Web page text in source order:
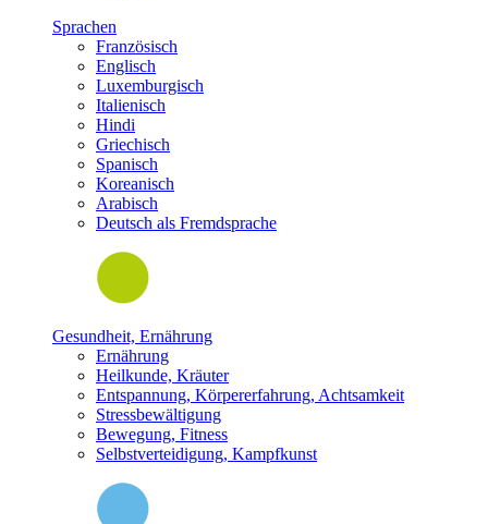
Sprachen
Französisch
Englisch
Luxemburgisch
Italienisch
Hindi
Griechisch
Spanisch
Koreanisch
Arabisch
Deutsch als Fremdsprache
Gesundheit, Ernährung
Ernährung
Heilkunde, Kräuter
Entspannung, Körpererfahrung, Achtsamkeit
Stressbewältigung
Bewegung, Fitness
Selbstverteidigung, Kampfkunst